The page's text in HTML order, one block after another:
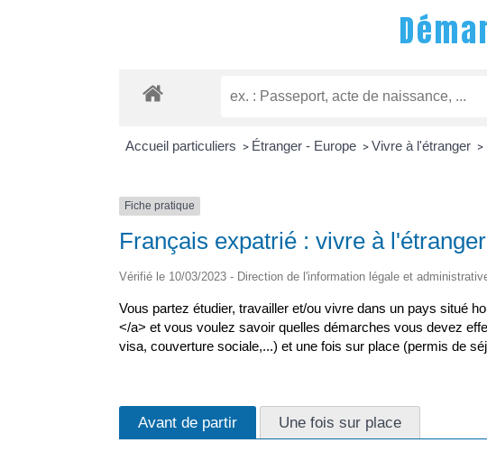
Accueil particuliers > Étranger - Europe > Vivre à l'étranger >
Fiche pratique
Français expatrié : vivre à
Vérifié le 10/03/2023 - Direction de l'information légale et
Vous partez étudier, travailler et/ou vivre dans un pays situé
</a> et vous voulez savoir quelles démarches vous devez
visa, couverture sociale,...) et une fois sur place (permis de
Avant de partir Une fois sur place